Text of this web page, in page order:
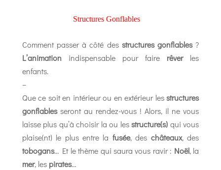
Structures Gonflables
Comment passer à côté des structures gonflables?
L’animation indispensable pour faire rêverles
enfants.
–
Que ce soit en intérieur ou en extérieur lesstructures
gonflablesseront au rendez-vous ! Alors, il ne vous
laisse plus qu’à choisir la ou lesstructure(s) qui vous
plaise(nt) le plus entre la fusée, des châteaux, des
tobogans… Et le thème qui saura vous ravir : Noël, la
mer, les pirates…